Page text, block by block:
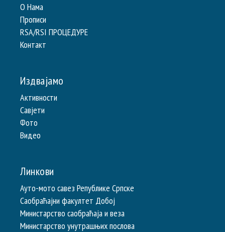
О Нама
Прописи
RSA/RSI ПРОЦЕДУРЕ
Контакт
Издвајамо
Активности
Савјети
Фото
Видео
Линкови
Ауто-мото савез Републике Српске
Саобраћајни факултет Добој
Министарство саобраћаја и веза
Министарство унутрашњих послова